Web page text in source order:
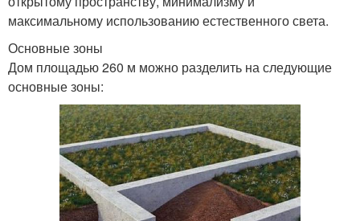
максимальному использованию естественного света.
Основные зоны
Дом площадью 260 м можно разделить на следующие
основные зоны: